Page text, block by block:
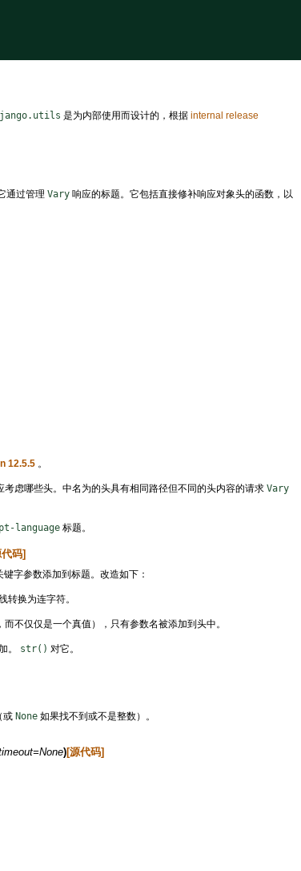
是为内部使用而设计的，根据 internal release
通过管理 Vary响应的标题。它包括直接修补响应对象头的函数，以
12.5.5。
虑哪些头。中名为的头具有相同路径但不同的头内容的请求 Vary
language标题。
码]
键字参数添加到标题。改造如下：
转换为连字符。
而不仅仅是一个真值），只有参数名被添加到头中。
。 str() 对它。
或 None如果找不到或不是整数）。
=None)[源代码]